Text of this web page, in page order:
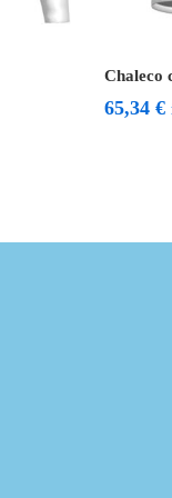
Chaleco
65,34 €